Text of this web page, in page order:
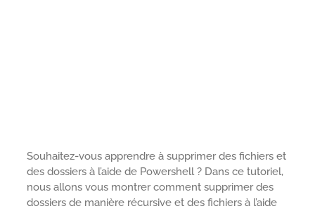
Souhaitez-vous apprendre à supprimer des fichiers et
des dossiers à l’aide de Powershell ? Dans ce tutoriel,
nous allons vous montrer comment supprimer des
dossiers de manière récursive et des fichiers à l’aide